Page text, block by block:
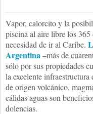
Vapor, calorcito y la
piscina al aire libre los 365
necesidad de ir al Caribe.
Argentina–más de
sólo por sus propiedades
la excelente
de origen volcánico,
cálidas aguas son
dolencias.